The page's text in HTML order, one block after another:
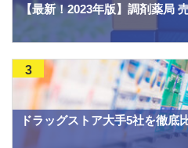
【最新！2023年版】調剤薬局
ドラッグストア大手5社を徹底
3